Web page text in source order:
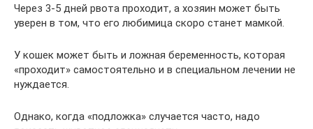
Через 3-5 дней рвота проходит, а хозяин может быть
уверен в том, что его любимица скоро станет мамкой.
У кошек может быть и ложная беременность, которая
«проходит» самостоятельно и в специальном лечении не
нуждается.
Однако, когда «подложка» случается часто, надо